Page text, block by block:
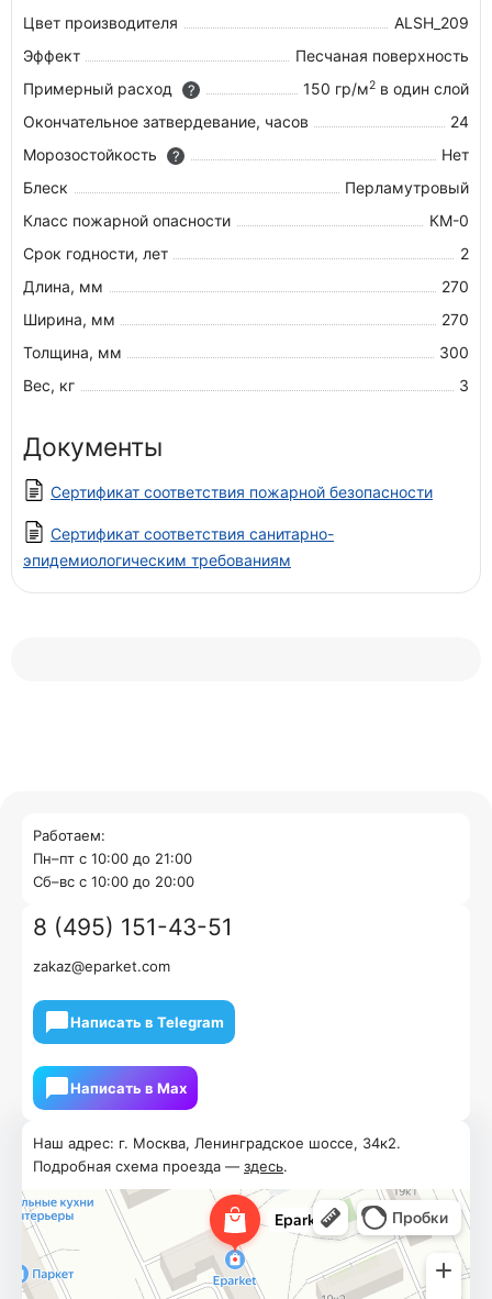
Цвет производителя
ALSH_209
Эффект
Песчаная поверхность
Примерный расход
? 150 гр/м2 в один слой
Окончательное затвердевание, часов
24
Морозостойкость
?
Нет
Блеск
Перламутровый
Класс пожарной опасности
КМ-0
Срок годности, лет
2
Длина, мм
270
Ширина, мм
270
Толщина, мм
300
Вес, кг
3
Документы
Сертификат соответствия пожарной безопасности
Сертификат соответствия санитарно-
эпидемиологическим требованиям
Наш адрес: г. Москва, Ленинградское шоссе, 34к2.
Подробная схема проезда — здесь.
Работаем:
Пн–пт с 10:00 до 21:00
Cб–вс с 10:00 до 20:00
8 (495) 151-43-51
zakaz@eparket.com
Написать в Telegram
Написать в Мах